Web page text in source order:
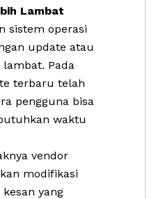
Lambat
sistem operasi
update atau
Pada
terbaru telah
pengguna bisa
waktu
vendor
modifikasi
yang